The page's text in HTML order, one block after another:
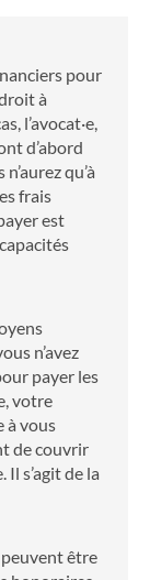
pour
à
l’avocat·e,
d’abord
qu’à
frais
est
n’avez
payer les
votre
à vous
de couvrir
Il s’agit de la
peuvent être